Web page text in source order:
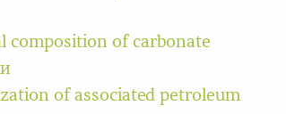
composition of carbonate
of associated petroleum